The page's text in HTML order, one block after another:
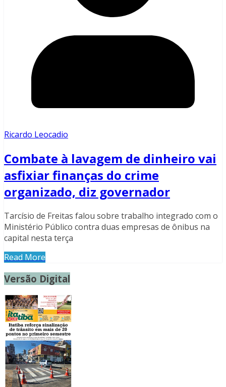
Ricardo Leocadio
Combate à lavagem de dinheiro vai
asfixiar finanças do crime
organizado, diz governador
Tarcísio de Freitas falou sobre trabalho integrado com o
Ministério Público contra duas empresas de ônibus na
capital nesta terça
Read More
Versão Digital